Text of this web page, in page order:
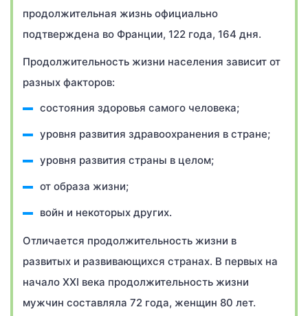
продолжительная жизнь официально
подтверждена во Франции, 122 года, 164 дня.
Продолжительность жизни населения зависит от
разных факторов:
состояния здоровья самого человека;
уровня развития здравоохранения в стране;
уровня развития страны в целом;
от образа жизни;
войн и некоторых других.
Отличается продолжительность жизни в
развитых и развивающихся странах. В первых на
начало XXI века продолжительность жизни
мужчин составляла 72 года, женщин 80 лет.